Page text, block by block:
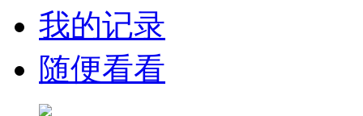
我的记录
随便看看